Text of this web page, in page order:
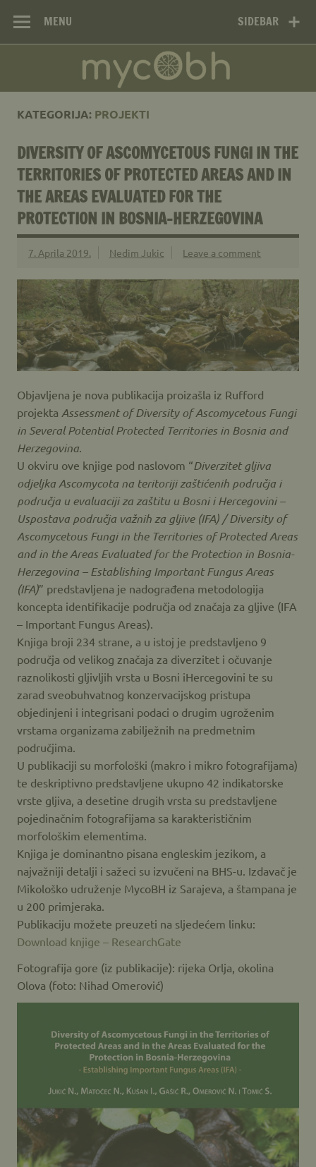
content
Mikološko
udruženje
MYCOBH –
Mycological
Society MYCOBH
SIDEBAR
MENU
KATEGORIJA: PROJEKTI
DIVERSITY OF ASCOMYCETOUS FUNGI IN THE
TERRITORIES OF PROTECTED AREAS AND IN
THE AREAS EVALUATED FOR THE
PROTECTION IN BOSNIA-HERZEGOVINA
7. Aprila 2019. Nedim Jukic Leave a comment
Objavljena je nova publikacija proizašla iz Rufford
projekta Assessment of Diversity of Ascomycetous Fungi
in Several Potential Protected Territories in Bosnia and
Herzegovina.
U okviru ove knjige pod naslovom “Diverzitet gljiva
odjeljka Ascomycota na teritoriji zaštićenih područja i
područja u evaluaciji za zaštitu u Bosni i Hercegovini –
Uspostava područja važnih za gljive (IFA) / Diversity of
Ascomycetous Fungi in the Territories of Protected Areas
and in the Areas Evaluated for the Protection in Bosnia-
Herzegovina – Establishing Important Fungus Areas
(IFA)” predstavljena je nadograđena metodologija
koncepta identifikacije područja od značaja za gljive (IFA
– Important Fungus Areas).
Knjiga broji 234 strane, a u istoj je predstavljeno 9
područja od velikog značaja za diverzitet i očuvanje
raznolikosti gljivljih vrsta u Bosni iHercegovini te su
zarad sveobuhvatnog konzervacijskog pristupa
objedinjeni i integrisani podaci o drugim ugroženim
vrstama organizama zabilježnih na predmetnim
područjima.
U publikaciji su morfološki (makro i mikro fotografijama)
te deskriptivno predstavljene ukupno 42 indikatorske
vrste gljiva, a desetine drugih vrsta su predstavljene
pojedinačnim fotografijama sa karakterističnim
morfološkim elementima.
Knjiga je dominantno pisana engleskim jezikom, a
najvažniji detalji i sažeci su izvučeni na BHS-u. Izdavač je
Mikološko udruženje MycoBH iz Sarajeva, a štampana je
u 200 primjeraka.
Publikaciju možete preuzeti na sljedećem linku:
Download knjige – ResearchGate
Fotografija gore (iz publikacije): rijeka Orlja, okolina
Olova (foto: Nihad Omerović)